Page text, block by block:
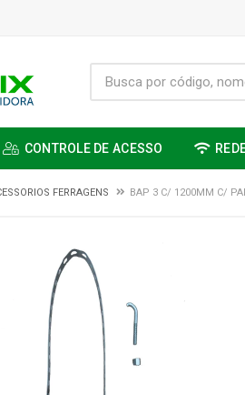
CONTROLE DE ACESSO
FERRAGENS BAP 3 C/ 1200MM C/